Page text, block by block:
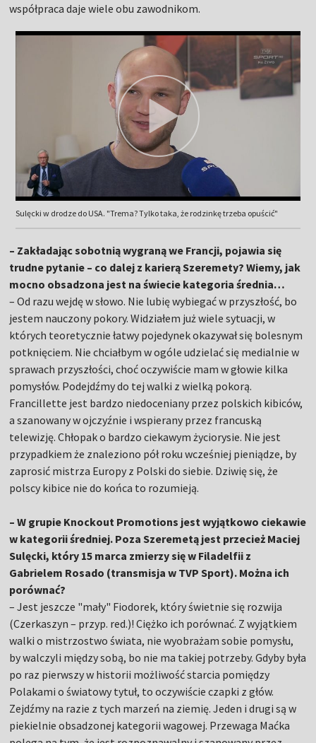
współpraca daje wiele obu zawodnikom.
Sulęcki w drodze do USA. "Trema? Tylko taka, że rodzinkę trzeba opuścić"
– Zakładając sobotnią wygraną we Francji, pojawia się
trudne pytanie – co dalej z karierą Szeremety? Wiemy, jak
mocno obsadzona jest na świecie kategoria średnia…
– Od razu wejdę w słowo. Nie lubię wybiegać w przyszłość, bo
jestem nauczony pokory. Widziałem już wiele sytuacji, w
których teoretycznie łatwy pojedynek okazywał się bolesnym
potknięciem. Nie chciałbym w ogóle udzielać się medialnie w
sprawach przyszłości, choć oczywiście mam w głowie kilka
pomysłów. Podejdźmy do tej walki z wielką pokorą.
Francillette jest bardzo niedoceniany przez polskich kibiców,
a szanowany w ojczyźnie i wspierany przez francuską
telewizję. Chłopak o bardzo ciekawym życiorysie. Nie jest
przypadkiem że znaleziono pół roku wcześniej pieniądze, by
zaprosić mistrza Europy z Polski do siebie. Dziwię się, że
polscy kibice nie do końca to rozumieją.
– W grupie Knockout Promotions jest wyjątkowo ciekawie
w kategorii średniej. Poza Szeremetą jest przecież Maciej
Sulęcki, który 15 marca zmierzy się w Filadelfii z
Gabrielem Rosado (transmisja w TVP Sport). Można ich
porównać?
– Jest jeszcze "mały" Fiodorek, który świetnie się rozwija
(Czerkaszyn – przyp. red.)! Ciężko ich porównać. Z wyjątkiem
walki o mistrzostwo świata, nie wyobrażam sobie pomysłu,
by walczyli między sobą, bo nie ma takiej potrzeby. Gdyby była
po raz pierwszy w historii możliwość starcia pomiędzy
Polakami o światowy tytuł, to oczywiście czapki z głów.
Zejdźmy na razie z tych marzeń na ziemię. Jeden i drugi są w
piekielnie obsadzonej kategorii wagowej. Przewaga Maćka